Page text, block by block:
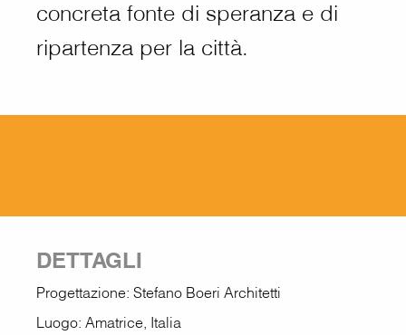
concreta fonte di speranza e di
ripartenza per la città.
DETTAGLI
Progettazione: Stefano Boeri Architetti
Luogo: Amatrice, Italia